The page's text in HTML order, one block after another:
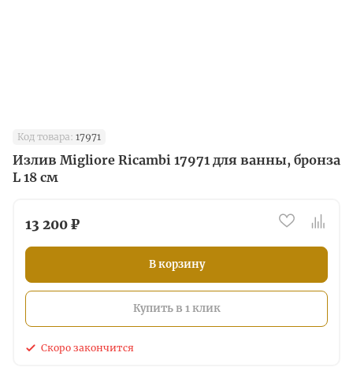
Код товара: 17971
Излив Migliore Ricambi 17971 для ванны, бронза
L 18 см
13 200 ₽
В корзину
Купить в 1 клик
Скоро закончится